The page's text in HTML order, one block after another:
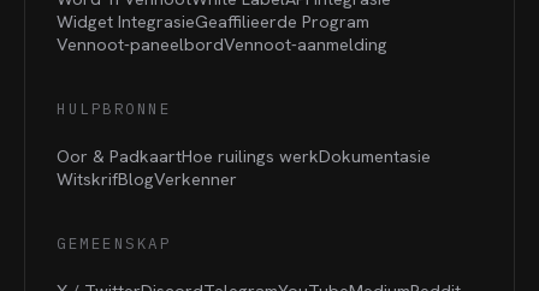
Widget IntegrasieGeaffilieerde Program
Vennoot-paneelbordVennoot-aanmelding
HULPBRONNE
Oor & PadkaartHoe ruilings werkDokumentasie
WitskrifBlogVerkenner
GEMEENSKAP